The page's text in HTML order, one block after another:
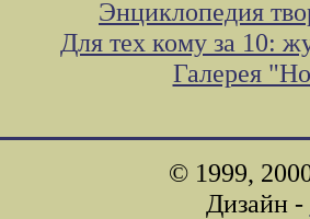
Энциклопедия
Для тех кому за 10:
Галерея
© 1999,
Дизайн -